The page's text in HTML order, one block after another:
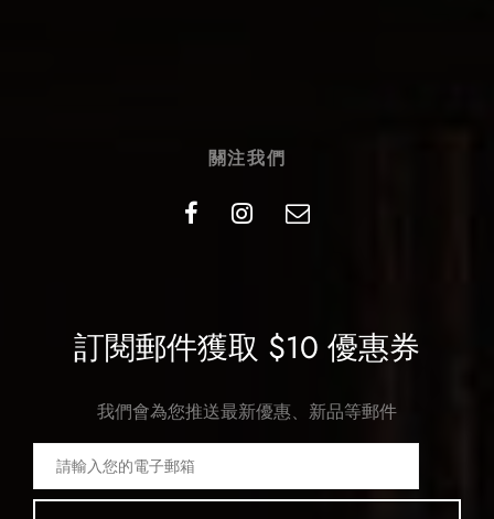
關注我們
訂閱郵件獲取 $10 優惠券
我們會為您推送最新優惠、新品等郵件